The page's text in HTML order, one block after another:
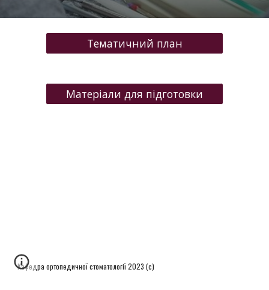
Тематичний план
Матеріали для підготовки
Кафедра ортопедичної стоматології 2023 (с)